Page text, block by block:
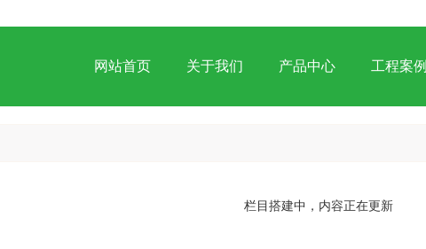
网站首页 关于我们 产品中心 工程案例
栏目搭建中，内容正在更新